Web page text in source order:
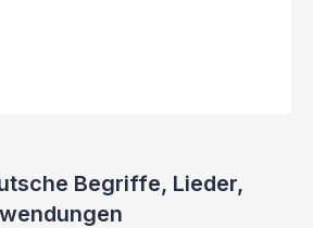
Begriffe, Lieder,